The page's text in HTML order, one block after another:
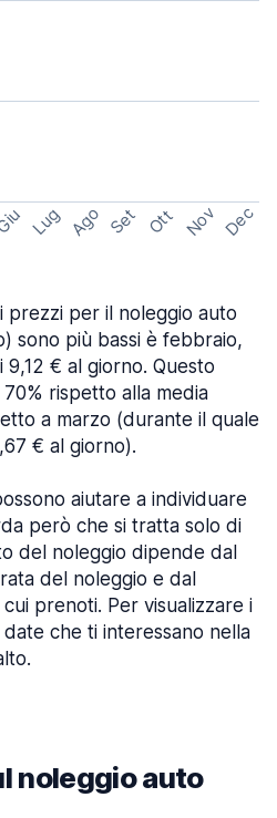
Lug Ago Set Ott Nov Dec
prezzi per il noleggio auto
sono più bassi è febbraio,
€ al giorno. Questo
rispetto alla media
a marzo (durante il quale
€ al giorno).
aiutare a individuare
però che si tratta solo di
del noleggio dipende dal
del noleggio e dal
prenoti. Per visualizzare i
che ti interessano nella
noleggio auto